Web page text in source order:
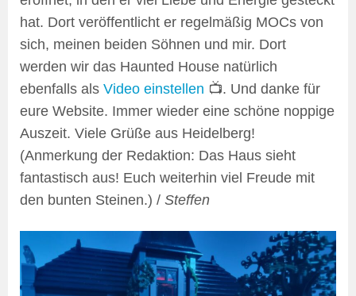
hat. Dort veröffentlicht er regelmäßig MOCs von
sich, meinen beiden Söhnen und mir. Dort
werden wir das Haunted House natürlich
ebenfalls als Video einstellen 📺. Und danke für
eure Website. Immer wieder eine schöne noppige
Auszeit. Viele Grüße aus Heidelberg!
(Anmerkung der Redaktion: Das Haus sieht
fantastisch aus! Euch weiterhin viel Freude mit
den bunten Steinen.) / Steffen